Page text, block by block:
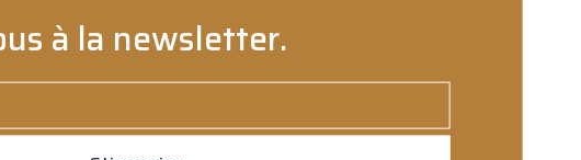
à la newsletter.